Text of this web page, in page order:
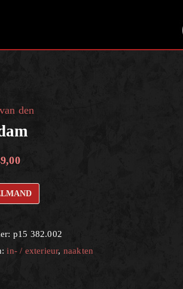
den
p15 382.002
in- / exterieur, naakten